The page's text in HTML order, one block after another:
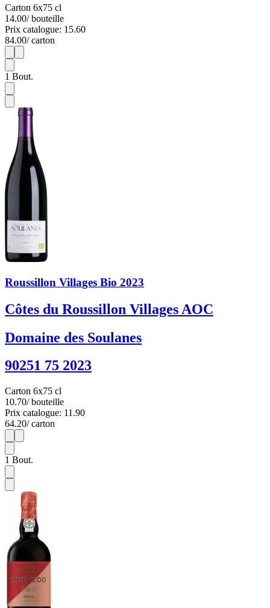
Carton 6x75 cl
14.00/ bouteille
Prix catalogue: 15.60
84.00/ carton
1
1 Bout.
Roussillon Villages Bio 2023
Côtes du Roussillon Villages AOC
Domaine des Soulanes
90251 75 2023
Carton 6x75 cl
10.70/ bouteille
Prix catalogue: 11.90
64.20/ carton
1
1 Bout.